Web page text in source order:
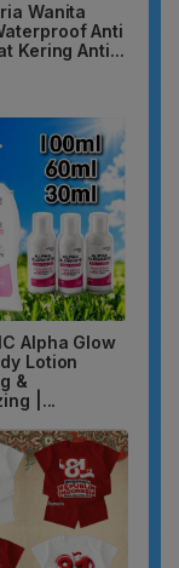
Wanita
Anti
Kering Anti...
Alpha Glow
Lotion
&
|...